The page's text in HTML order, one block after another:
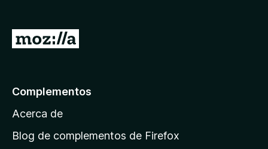
p
á
Complementos
Acerca de
Blog de complementos de Firefox